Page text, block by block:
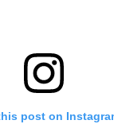
post on